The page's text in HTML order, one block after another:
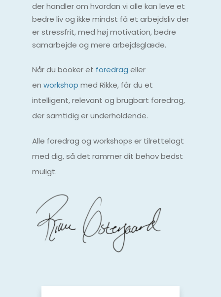
der handler om hvordan vi alle kan leve et
bedre liv og ikke mindst få et arbejdsliv der
er stressfrit, med høj motivation, bedre
samarbejde og mere arbejdsglæde.
Når du bookeret foredrag eller
en workshop med Rikke, får du et
intelligent, relevant og brugbart foredrag,
der samtidig er underholdende.
Alle foredrag og workshops er tilrettelagt
med dig, så det rammer dit behov bedst
muligt.